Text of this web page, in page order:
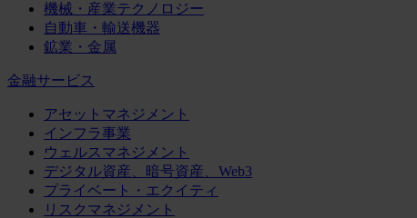
機械・産業テクノロジー
自動車・輸送機器
鉱業・金属
金融サービス
アセットマネジメント
インフラ事業
ウェルスマネジメント
デジタル資産、暗号資産、Web3
プライベート・エクイティ
リスクマネジメント